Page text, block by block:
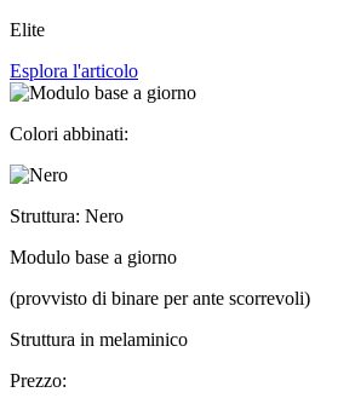
Elite
Esplora l'articolo
Colori abbinati:
Struttura: Nero
Modulo base a giorno
(provvisto di binare per ante scorrevoli)
Struttura in melaminico
Prezzo: